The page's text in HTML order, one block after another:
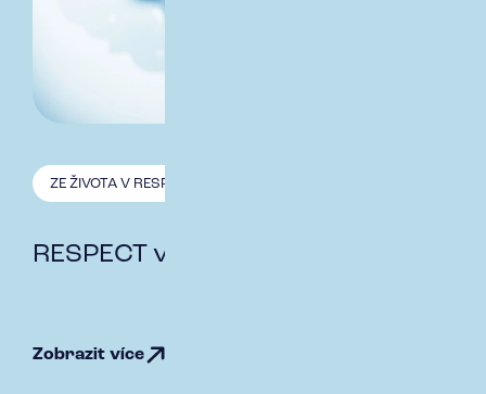
ZE ŽIVOTA V RESPECT
RESPECT v číslech
Zobrazit více